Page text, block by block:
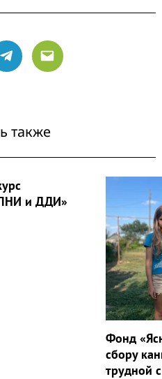
Telegram
Email
также
и ДДИ»
Фонд
сбору
трудной